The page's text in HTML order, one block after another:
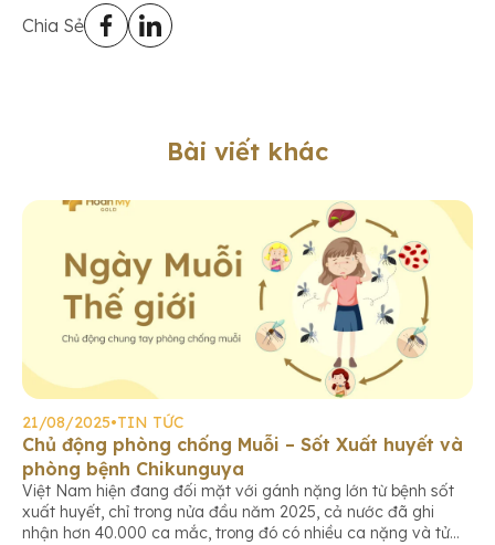
Chia Sẻ
Bài viết khác
21/08/2025•TIN TỨC
Chủ động phòng chống Muỗi – Sốt Xuất huyết và
phòng bệnh Chikunguya
Việt Nam hiện đang đối mặt với gánh nặng lớn từ bệnh sốt
xuất huyết, chỉ trong nửa đầu năm 2025, cả nước đã ghi
nhận hơn 40.000 ca mắc, trong đó có nhiều ca nặng và tử